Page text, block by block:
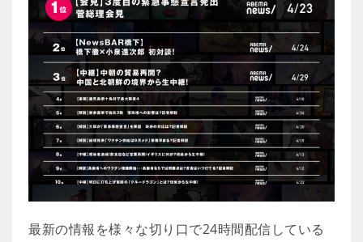
最新の情報を様々な切り口で24時間配信している